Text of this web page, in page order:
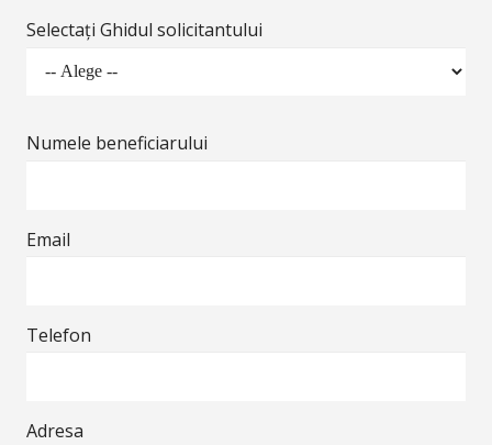
Selectați Ghidul solicitantului
Numele beneficiarului
Email
Telefon
Adresa